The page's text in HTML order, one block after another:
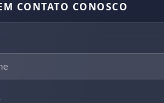
CONTATO CONOSCO